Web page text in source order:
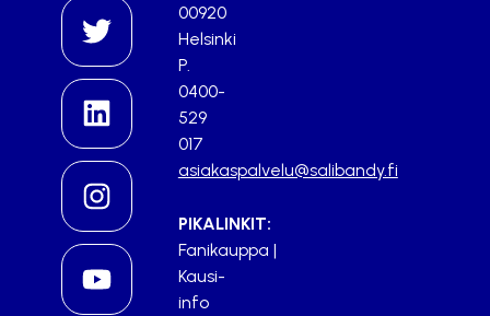
00920
Helsinki
P.
0400-
529
017
asiakaspalvelu@salibandy.fi
PIKALINKIT:
Fanikauppa |
Kausi-
info